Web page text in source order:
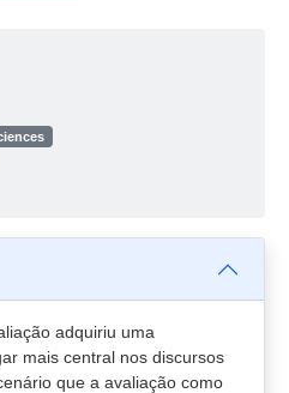
adquiriu uma
mais central nos discursos
que a avaliação como